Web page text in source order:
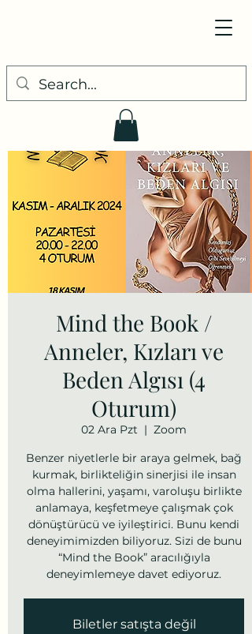
Mind the Book /
Anneler, Kızları ve
Beden Algısı (4
Oturum)
02 Ara Pzt
  |
Zoom
Benzer niyetlerle bir araya gelmek, bağ
kurmak, birlikteliğin sinerjisi ile insan
olma hallerini, yaşamı, varoluşu birlikte
anlamaya, keşfetmeye çalışmak çok
dönüştürücü ve iyileştirici. Bunu kendi
deneyimimizden biliyoruz. Sizi de bunu
“Mind the Book” aracılığıyla
deneyimlemeye davet ediyoruz.
Biletler satışta değil